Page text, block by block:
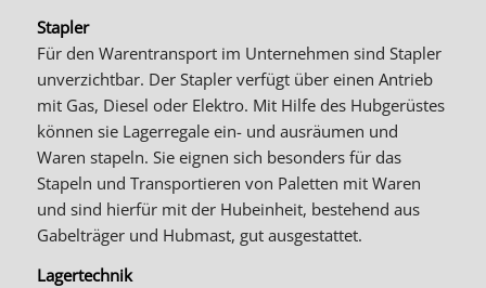
Stapler
Für den Warentransport im Unternehmen sind Stapler
unverzichtbar. Der Stapler verfügt über einen Antrieb
mit Gas, Diesel oder Elektro. Mit Hilfe des Hubgerüstes
können sie Lagerregale ein- und ausräumen und
Waren stapeln. Sie eignen sich besonders für das
Stapeln und Transportieren von Paletten mit Waren
und sind hierfür mit der Hubeinheit, bestehend aus
Gabelträger und Hubmast, gut ausgestattet.
Lagertechnik